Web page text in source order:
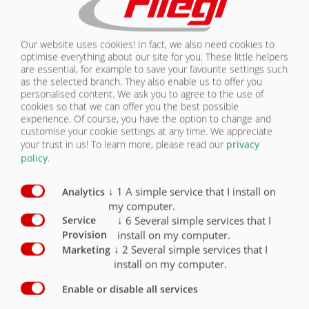
Vybavení k zajištění nákladu Sériově
Posuvná plachta, možnost ovládání ze země O
Svinovací síť Speed Cover O
Svinovací plachta s obslužnou lávkou (ASS) O
Our website uses cookies! In fact, we also need cookies to
optimise everything about our site for you. These little helpers
are essential, for example to save your favourite settings such
as the selected branch. They also enable us to offer you
personalised content. We ask you to agree to the use of
cookies so that we can offer you the best possible
experience. Of course, you have the option to change and
customise your cookie settings at any time. We appreciate
your trust in us! To learn more, please read our privacy
policy.
Analytics ↓ 1 A simple service that I install on
my computer.
Service
Provision
↓ 6 Several simple services that I
install on my computer.
Marketing ↓ 2 Several simple services that I
install on my computer.
Enable or disable all services